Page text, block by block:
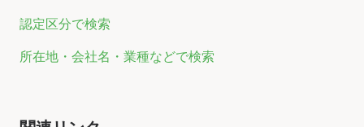
認定区分で検索
所在地・会社名・業種などで検索